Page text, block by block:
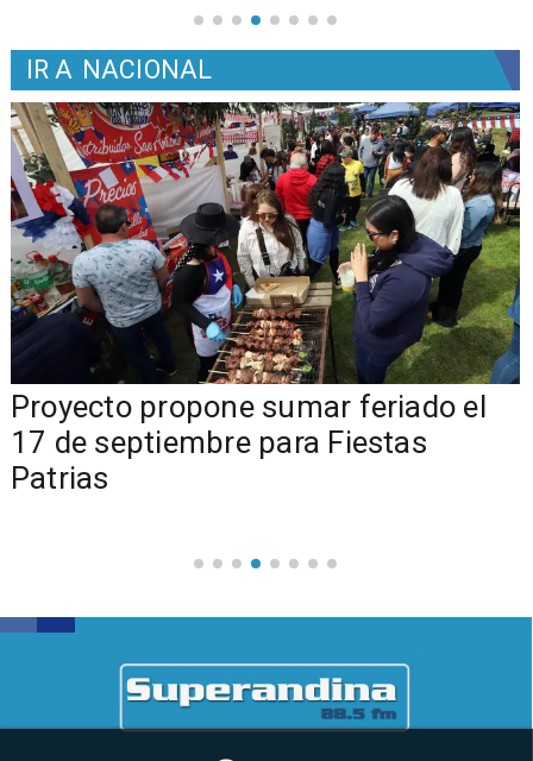
IR A NACIONAL
Proyecto propone sumar feriado el
17 de septiembre para Fiestas
Patrias